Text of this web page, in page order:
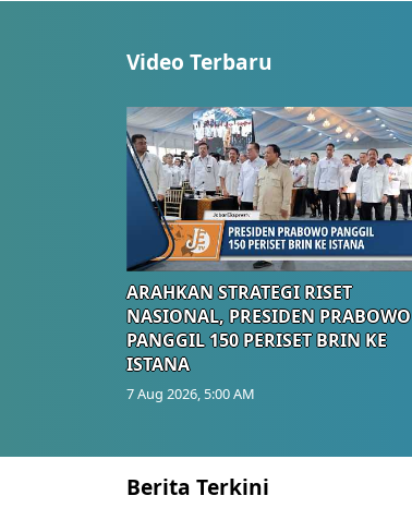
Video Terbaru
ARAHKAN STRATEGI RISET
NASIONAL, PRESIDEN PRABOWO
PANGGIL 150 PERISET BRIN KE
ISTANA
7 Aug 2026, 5:00 AM
Berita Terkini